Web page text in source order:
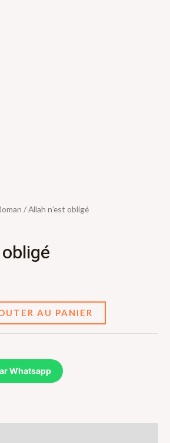
/ Allah n’est obligé
AU PANIER
Whatsapp